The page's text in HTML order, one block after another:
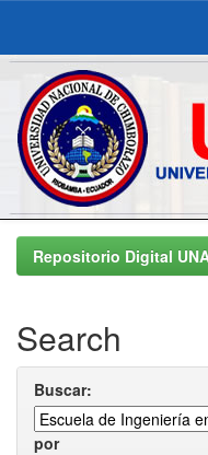
Skip
navigationRepositorio Digital
Search
Buscar:
por